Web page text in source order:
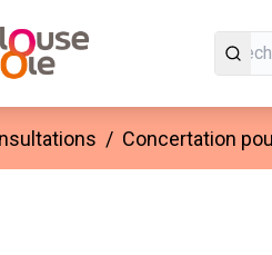
/ Concertation